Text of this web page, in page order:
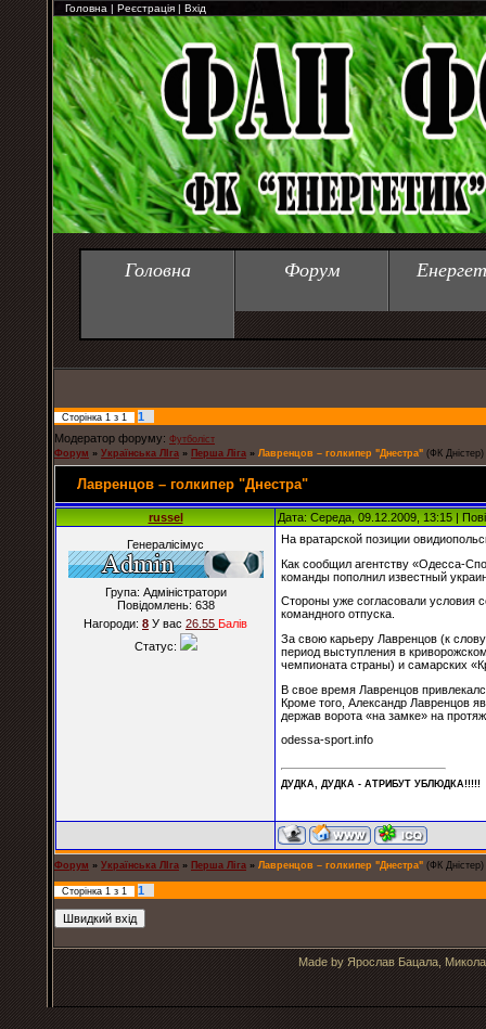
Головна | Реєстрація | Вхід
Головна Форум
Сторінка 1 з 1
1
Модератор форуму: Футболіст
Форум » Українська ЛІга » Перша Ліга » Лавренцов – голкипер "Днестра" (ФК Дністер)
Лавренцов – голкипер "Днестра"
russel Дата: Середа, 09.12.2009, 13:15 |
Генералісімус
Група: Адміністратори
Повідомлень: 638
Нагороди: 8 У вас 26.55 Балiв
Статус:
На вратарской позиции
Как сообщил агентству «Одесса-
команды пополнил известный
Стороны уже согласовали условия
командного отпуска.
За свою карьеру Лавренцов (к
период выступления в
чемпионата страны) и самарских
В свое время Лавренцов
Кроме того, Александр Лавренцов
держав ворота «на замке» на
odessa-sport.info
ДУДКА, ДУДКА - АТРИБУT УБЛЮДКА!!!!!
Форум » Українська ЛІга » Перша Ліга » Лавренцов – голкипер "Днестра" (ФК Дністер)
Сторінка 1 з 1 1
Made by Ярослав Бацала,